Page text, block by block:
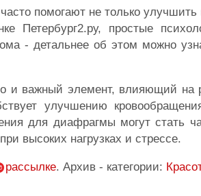
помогают не только
Петербург2.ру, простые
- детальнее об этом можно
важный элемент, влияющий на
улучшению
для диафрагмы могут стать
высоких нагрузках и стрессе.
рассылке. Архив - категории: